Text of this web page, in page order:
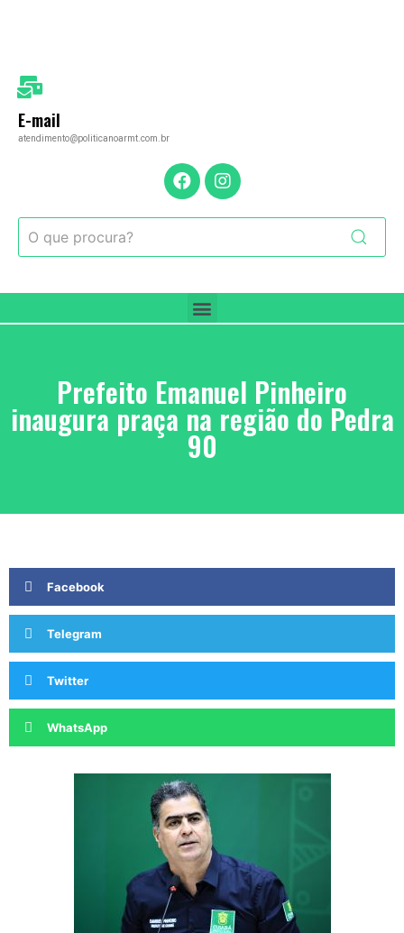
E-mail
atendimento@politicanoarmt.com.br
Prefeito Emanuel Pinheiro
inaugura praça na região do Pedra
90
Facebook
Telegram
Twitter
WhatsApp